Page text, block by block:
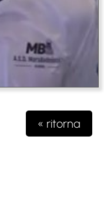
« ritorna